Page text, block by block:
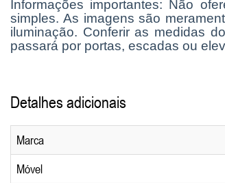
Informações importantes: Não
simples. As imagens são
iluminação. Conferir as medidas
passará por portas, escadas ou
Detalhes adicionais
Marca
Móvel